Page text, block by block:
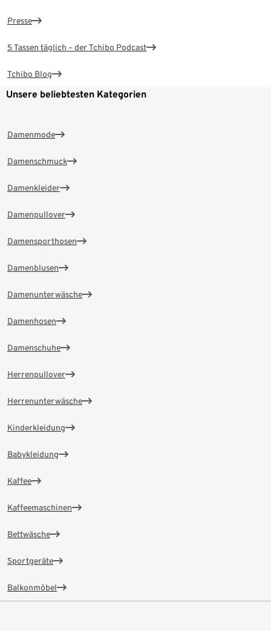
Presse
5 Tassen täglich – der Tchibo Podcast
Tchibo Blog
Unsere beliebtesten Kategorien
Damenmode
Damenschmuck
Damenkleider
Damenpullover
Damensporthosen
Damenblusen
Damenunterwäsche
Damenhosen
Damenschuhe
Herrenpullover
Herrenunterwäsche
Kinderkleidung
Babykleidung
Kaffee
Kaffeemaschinen
Bettwäsche
Sportgeräte
Balkonmöbel